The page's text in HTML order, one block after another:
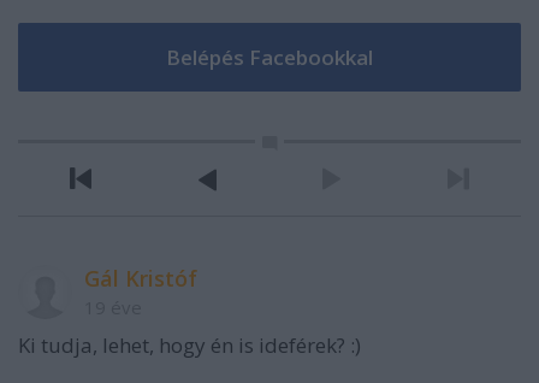
Gál Kristóf
Ki tudja, lehet, hogy én is ideférek? :)